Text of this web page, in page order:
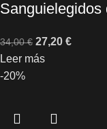
Sanguielegidos
34,00€ 27,20 €
Leer más
-20%